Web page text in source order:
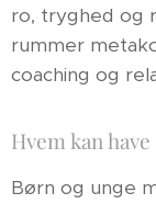
ro, tryghed og
rummer
coaching og
Hvem kan
Børn og unge